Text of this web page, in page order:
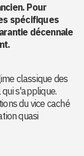
Pour
spécifiques
décennale
classique des
s'applique.
du vice caché
quasi